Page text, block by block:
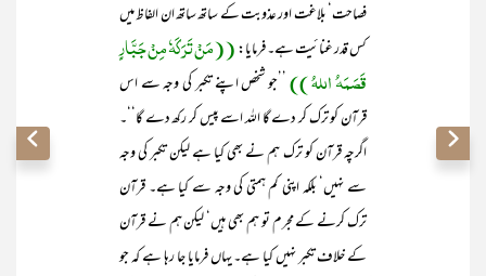
فصاحت‘ بلاغت اور عذوبت کے ساتھ ساتھ ان الفاظ میں
کس قدر غنائیت ہے۔ فرمایا:((مَنْ تَرَکَہٗ مِنْ جَبَّارٍ
قَصَمَہُ اللہُ )) ’’جو شخص اپنے تکبر کی وجہ سے اس
قرآن کو ترک کر دے گا اللہ اسے پیس کر رکھ دے گا‘‘۔
اگرچہ قرآن کو ترک ہم نے بھی کیا ہے لیکن تکبر کی وجہ
سے نہیں‘ بلکہ اپنی کم ہمتی کی وجہ سے کیا ہے۔ قرآن
ترک کرنے کے مجرم تو ہم بھی ہیں‘ لیکن ہم نے قرآن
کے خلاف تکبر نہیں کیا ہے۔ یہاں فرمایا جا رہا ہے کہ جو